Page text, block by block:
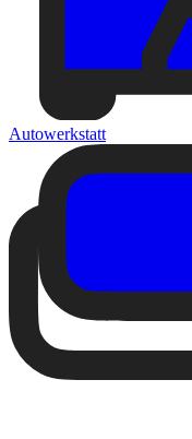
Autowerkstatt